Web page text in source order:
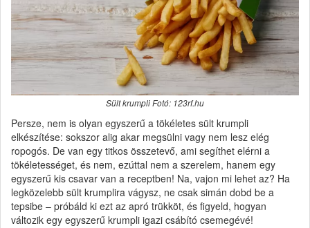
Sült krumpli Fotó: 123rf.hu
Persze, nem is olyan egyszerű a tökéletes sült krumpli
elkészítése: sokszor alig akar megsülni vagy nem lesz elég
ropogós. De van egy titkos összetevő, ami segíthet elérni a
tökéletességet, és nem, ezúttal nem a szerelem, hanem egy
egyszerű kis csavar van a receptben! Na, vajon mi lehet az? Ha
legközelebb sült krumplira vágysz, ne csak simán dobd be a
tepsibe – próbáld ki ezt az apró trükköt, és figyeld, hogyan
változik egy egyszerű krumpli igazi csábító csemegévé!